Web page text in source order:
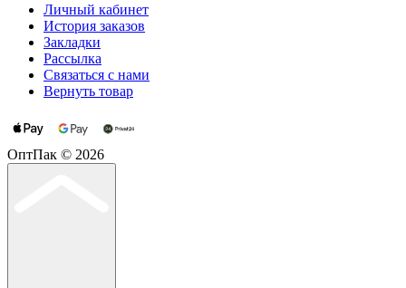
Личный кабинет
История заказов
Закладки
Рассылка
Связаться с нами
Вернуть товар
ОптПак © 2026